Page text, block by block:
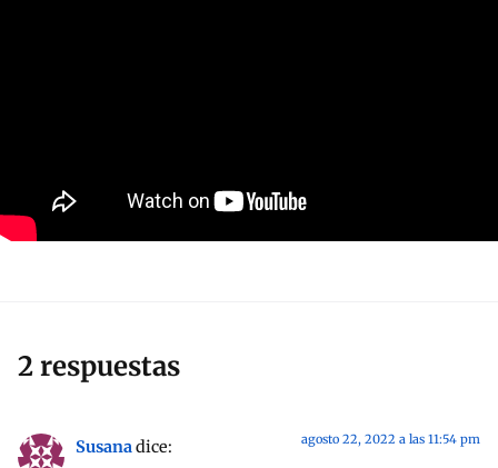
2 respuestas
Susanadice: agosto 22, 2022 a las 11:54 pm